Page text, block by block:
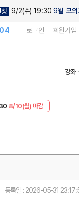
9/2(수) 19:30 9월 모의
로그인 회원가입
강좌
8/10(월) 마감
등록일 : 2026-05-31